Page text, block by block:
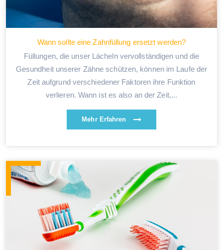
Wann sollte eine Zahnfüllung ersetzt werden?
Füllungen, die unser Lächeln vervollständigen und die
Gesundheit unserer Zähne schützen, können im Laufe der
Zeit aufgrund verschiedener Faktoren ihre Funktion
verlieren. Wann ist es also an der Zeit,...
Mehr Erfahren